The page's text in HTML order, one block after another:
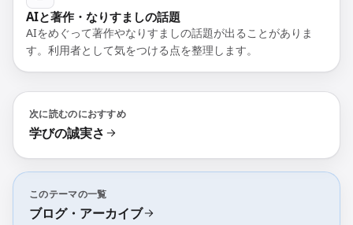
AIと著作・なりすましの話題
AIをめぐって著作やなりすましの話題が出ることがありま
す。利用者として気をつける点を整理します。
次に読むのにおすすめ
学びの誠実さ
このテーマの一覧
ブログ・アーカイブ